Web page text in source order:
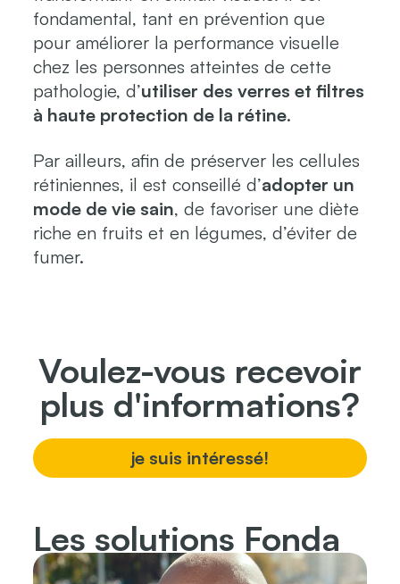
fondamental, tant en prévention que
pour améliorer la performance visuelle
chez les personnes atteintes de cette
pathologie, d’utiliser des verres et filtres
à haute protection de la rétine.
Par ailleurs, afin de préserver les cellules
rétiniennes, il est conseillé d’adopter un
mode de vie sain, de favoriser une diète
riche en fruits et en légumes, d’éviter de
fumer.
Voulez-vous recevoir
plus d'informations?
je suis intéressé!
Les solutions Fonda